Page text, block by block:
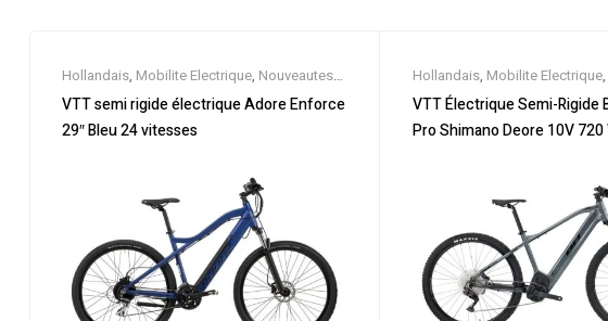
Hollandais, Mobilite Electrique, Nouveautes,
Promos & Soldes,Semi-Rigides,Vélo
électrique ville,Velos Electriques
VTT semi rigide électrique Adore Enforce
29″ Bleu 24 vitesses
Hollandais, Mobilite Electrique,
Promos & Soldes,Semi-
électrique ville ,Velos
VTT Électrique Semi-Rigide
Pro Shimano Deore 10V 720